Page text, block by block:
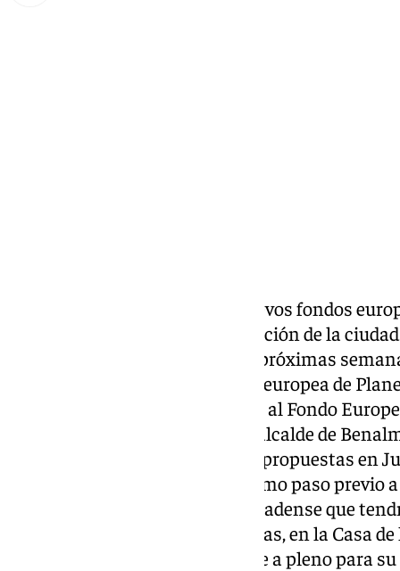
Benalmádena solicitará los nuevos fondos
para 12 proyectos de modernización de la
solicitará en las próximas
euros en la nueva convocatoria europea de
de Entidades Locales, con cargo al Fondo
(FEDER). Así lo ha avanzado el alcalde de
quien ha explicado primero las propuestas en
municipales de la oposición, como paso previo
conjunto de la sociedad benalmadense que
febrero, a partir de las 12.00 horas, en la Casa
serán también llevados en breve a pleno para